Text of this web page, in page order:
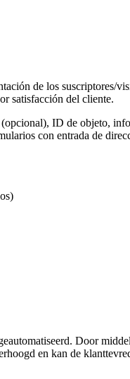
de los suscriptores/
satisfacción del cliente.
ID de objeto,
con entrada de
Door
en kan de